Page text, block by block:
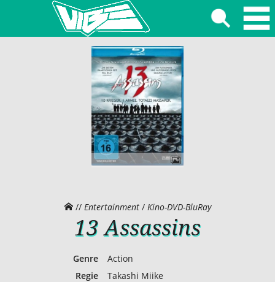
// Entertainment/ Kino-DVD-BluRay
13 Assassins
Genre
Action
Regie
Takashi Miike